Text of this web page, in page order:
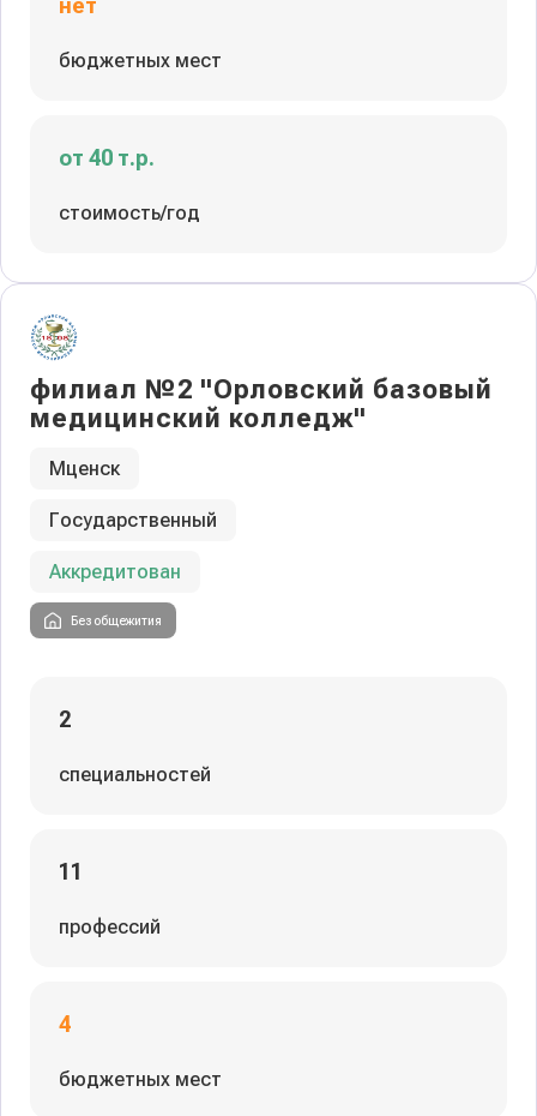
нет
бюджетных мест
от 40 т.р.
стоимость/год
филиал №2 "Орловский базовый
медицинский колледж"
Мценск
Государственный
Аккредитован
Без общежития
2
специальностей
11
профессий
4
бюджетных мест